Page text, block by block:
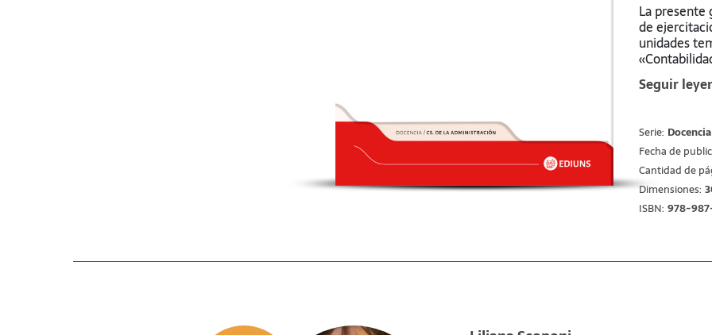
La
de
unidades
de la
Se
la
diversos
ello, se
aumentan
espera que
se han
Seguir
Serie: Docencia
Fecha de
Cantidad de
Dimensiones:
ISBN: 978-